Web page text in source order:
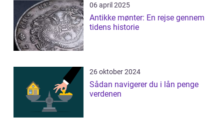
06 april 2025
Antikke mønter: En rejse gennem
tidens historie
26 oktober 2024
Sådan navigerer du i lån penge
verdenen